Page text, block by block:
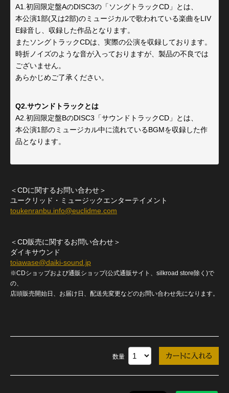
A1.初回限定盤AのDISC3の「ソングトラックCD」とは、
本公演1部(又は2部)のミュージカルで歌われている楽曲をLIV
E録音し、収録した作品となります。
またソングトラックCDは、実際の公演を収録しております。
時折ノイズのような音が入っておりますが、製品の不良では
ございません。
あらかじめご了承ください。
Q2.サウンドトラックとは
A2.初回限定盤BのDISC3「サウンドトラックCD」とは、
本公演1部のミュージカル中に流れているBGMを収録した作
品となります。
＜CDに関するお問い合わせ＞
ユークリッド・ミュージックエンターテイメント
toukenranbu.info@euclidme.com
＜CD販売に関するお問い合わせ＞
ダイキサウンド
toiawase@daiki-sound.jp
※CDショップおよび通販ショップ(公式通販サイト、silkroad store除く)で
の、
店頭販売開始日、お届け日、配送先変更などのお問い合わせ先になります。
数量